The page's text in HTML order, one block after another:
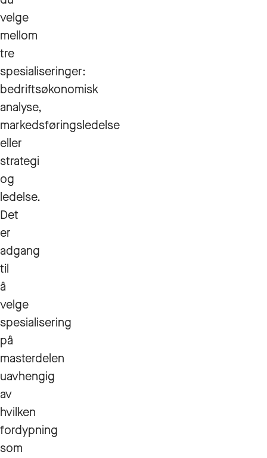
velge
mellom
tre
spesialiseringer:
bedriftsøkonomisk
analyse,
markedsføringsledelse
eller
strategi
og
ledelse.
Det
er
adgang
til
å
velge
spesialisering
på
masterdelen
uavhengig
av
hvilken
fordypning
som